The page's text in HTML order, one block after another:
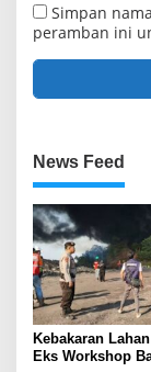
Simpan
peramban ini
News Feed
Kebakaran
Eks Workshop